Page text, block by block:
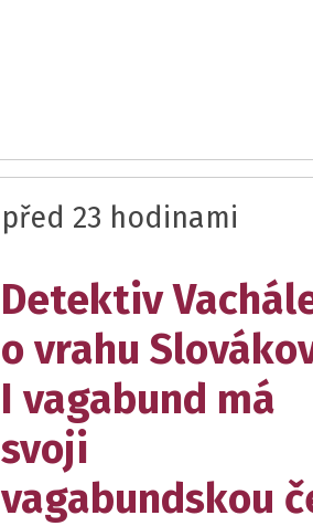
před 23 hodinami
Detektiv
o vrahu
I vagabund má
svoji
vagabundskou